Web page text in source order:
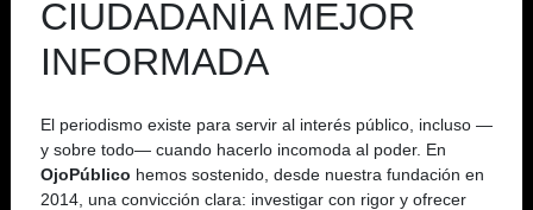
CIUDADANÍA MEJOR
INFORMADA
El periodismo existe para servir al interés público, incluso —
y sobre todo— cuando hacerlo incomoda al poder. En
OjoPúblico hemos sostenido, desde nuestra fundación en
2014, una convicción clara: investigar con rigor y ofrecer